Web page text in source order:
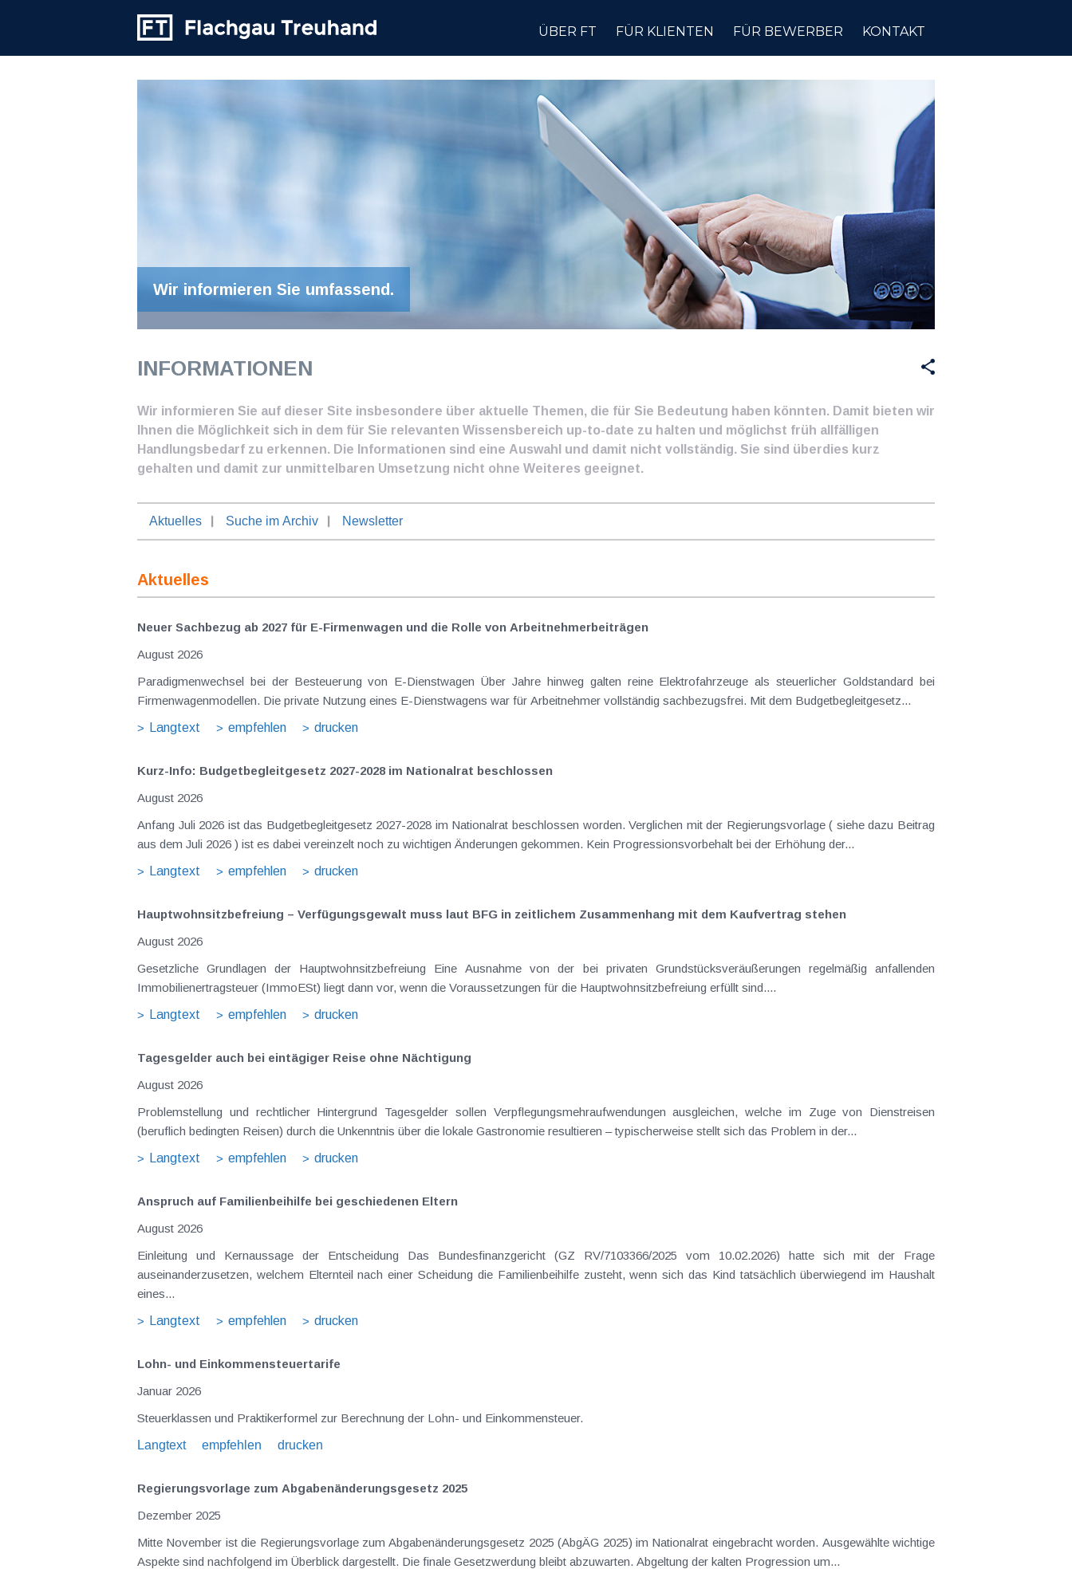
ÜBER FT FÜR KLIENTEN FÜR BEWERBER KONTAKT
Wir informieren Sie umfassend.
INFORMATIONEN
Wir informieren Sie auf dieser Site insbesondere über aktuelle Themen, die für Sie Bedeutung haben könnten. Damit bieten wir
Ihnen die Möglichkeit sich in dem für Sie relevanten Wissensbereich up-to-date zu halten und möglichst früh allfälligen
Handlungsbedarf zu erkennen. Die Informationen sind eine Auswahl und damit nicht vollständig. Sie sind überdies kurz
gehalten und damit zur unmittelbaren Umsetzung nicht ohne Weiteres geeignet.
Aktuelles Suche im Archiv Newsletter
Aktuelles
Neuer Sachbezug ab 2027 für E-Firmenwagen und die Rolle von Arbeitnehmer​­beiträgen
August 2026
Paradigmenwechsel bei der Besteuerung von E-Dienstwagen Über Jahre hinweg galten reine Elektrofahrzeuge als steuerlicher Goldstandard bei
Firmenwagenmodellen. Die private Nutzung eines E-Dienstwagens war für Arbeitnehmer vollständig sachbezugsfrei. Mit dem Budgetbegleitgesetz...
Langtext
empfehlen drucken
Kurz-Info: Budgetbegleitgesetz 2027-2028 im Nationalrat beschlossen
August 2026
Anfang Juli 2026 ist das Budgetbegleitgesetz 2027-2028 im Nationalrat beschlossen worden. Verglichen mit der Regierungsvorlage ( siehe dazu Beitrag
aus dem Juli 2026 ) ist es dabei vereinzelt noch zu wichtigen Änderungen gekommen. Kein Progressionsvorbehalt bei der Erhöhung der...
Langtext
empfehlen drucken
Hauptwohnsitz​­befreiung – Verfügungsgewalt muss laut BFG in zeitlichem Zusammenhang mit dem Kaufvertrag stehen
August 2026
Gesetzliche Grundlagen der Hauptwohnsitzbefreiung Eine Ausnahme von der bei privaten Grundstücksveräußerungen regelmäßig anfallenden
Immobilienertragsteuer (ImmoESt) liegt dann vor, wenn die Voraussetzungen für die Hauptwohnsitzbefreiung erfüllt sind....
Langtext
empfehlen drucken
Tagesgelder auch bei eintägiger Reise ohne Nächtigung
August 2026
Problemstellung und rechtlicher Hintergrund Tagesgelder sollen Verpflegungsmehraufwendungen ausgleichen, welche im Zuge von Dienstreisen
(beruflich bedingten Reisen) durch die Unkenntnis über die lokale Gastronomie resultieren – typischerweise stellt sich das Problem in der...
Langtext
empfehlen drucken
Anspruch auf Familienbeihilfe bei geschiedenen Eltern
August 2026
Einleitung und Kernaussage der Entscheidung Das Bundesfinanzgericht (GZ RV/7103366/2025 vom 10.02.2026) hatte sich mit der Frage
auseinanderzusetzen, welchem Elternteil nach einer Scheidung die Familienbeihilfe zusteht, wenn sich das Kind tatsächlich überwiegend im Haushalt
eines...
Langtext
empfehlen drucken
Lohn- und Einkommensteuertarife
Januar 2026
Steuerklassen und Praktikerformel zur Berechnung der Lohn- und Einkommensteuer.
Langtext
empfehlen drucken
Regierungsvorlage zum Abgaben­änderungs­gesetz 2025
Dezember 2025
Mitte November ist die Regierungsvorlage zum Abgabenänderungsgesetz 2025 (AbgÄG 2025) im Nationalrat eingebracht worden. Ausgewählte wichtige
Aspekte sind nachfolgend im Überblick dargestellt. Die finale Gesetzwerdung bleibt abzuwarten. Abgeltung der kalten Progression um...